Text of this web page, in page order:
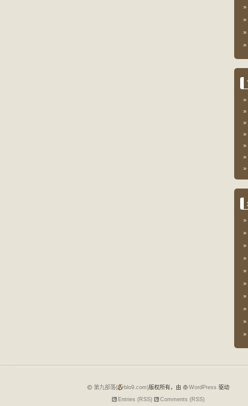
第九部落( blo9.com)版权所有，由 WordPress 驱动
Entries (RSS)
Comments (RSS)